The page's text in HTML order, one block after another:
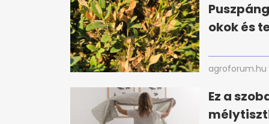
okok és
agroforum.hu
Ez a